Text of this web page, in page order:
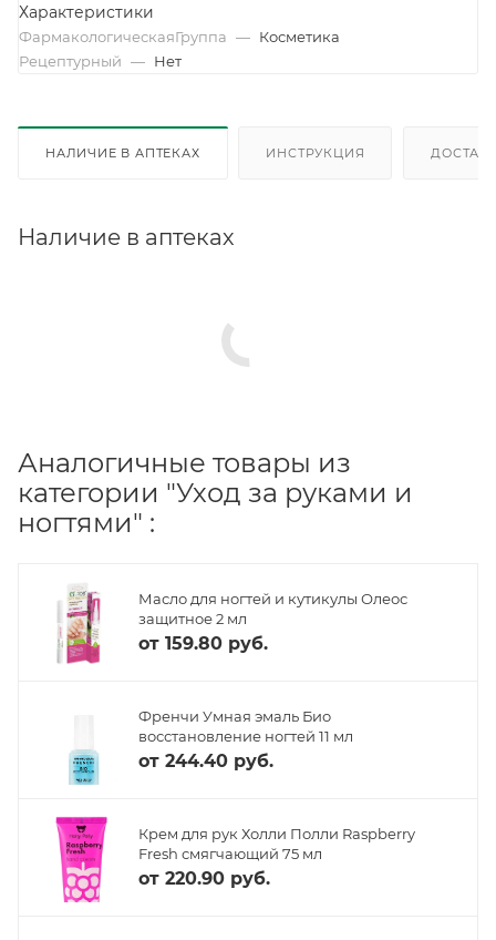
Характеристики
ФармакологическаяГруппа — Косметика
Рецептурный — Нет
НАЛИЧИЕ В АПТЕКАХ ИНСТРУКЦИЯ
Наличие в аптеках
Аналогичные товары из
категории "Уход за руками и
ногтями" :
Масло для ногтей и кутикулы Олеос
защитное 2 мл
от 159.80 руб.
Френчи Умная эмаль Био
восстановление ногтей 11 мл
от 244.40 руб.
Крем для рук Холли Полли Raspberry
Fresh смягчающий 75 мл
от 220.90 руб.